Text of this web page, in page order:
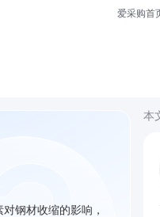
爱采购首
钢材收缩的影响，
本